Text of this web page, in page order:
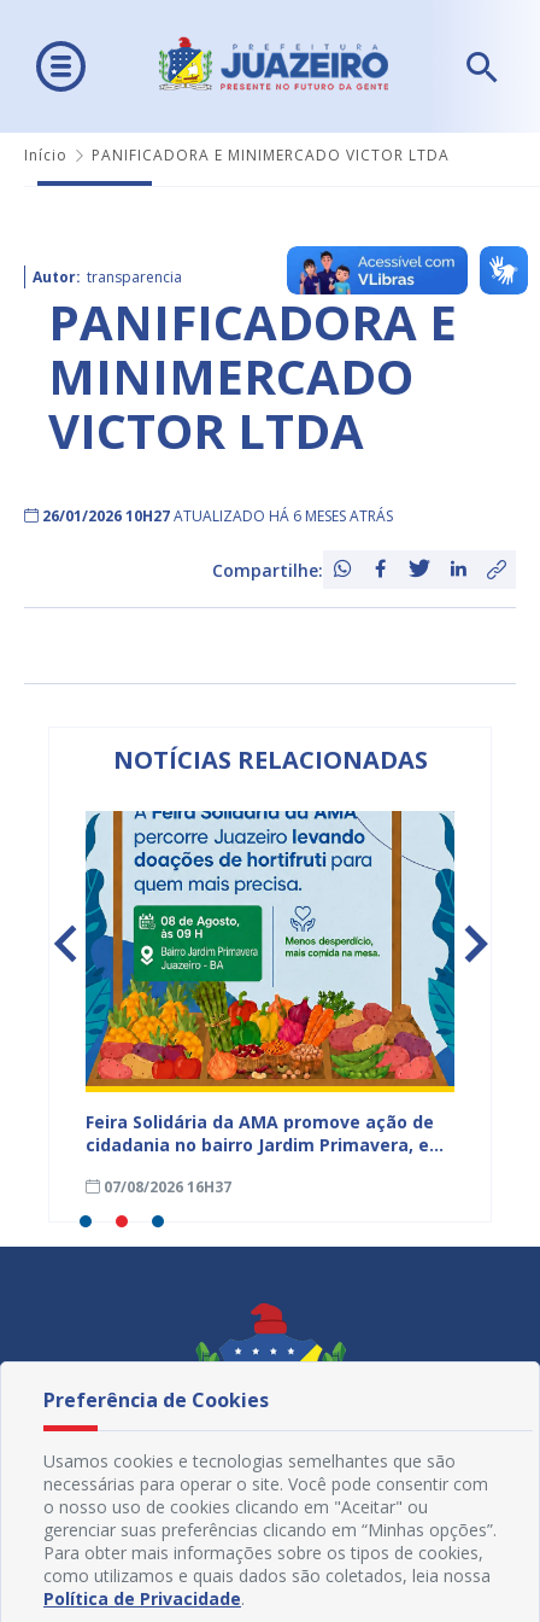
Início PANIFICADORA E MINIMERCADO VICTOR LTDA
Autor: transparencia
PANIFICADORA E
MINIMERCADO
VICTOR LTDA
26/01/2026 10H27ATUALIZADO HÁ 6 MESES ATRÁS
Compartilhe:
NOTÍCIAS RELACIONADAS
Feira Solidária da AMA promove ação de
cidadania no bairro Jardim Primavera, em
07/08/2026 16H37
Redes Sociais
Preferência de Cookies
Usamos cookies e tecnologias semelhantes que são
necessárias para operar o site. Você pode consentir com
o nosso uso de cookies clicando em "Aceitar" ou
gerenciar suas preferências clicando em “Minhas opções”.
Para obter mais informações sobre os tipos de cookies,
como utilizamos e quais dados são coletados, leia nossa
Política de Privacidade.